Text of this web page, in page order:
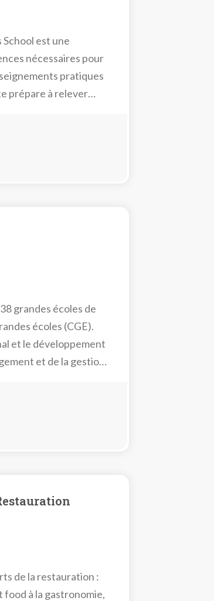
School est une
nécessaires pour
pratiques
prépare à relever
grandes écoles de
écoles (CGE).
et le développement
et de la gestion
de la restauration :
à la gastronomie,